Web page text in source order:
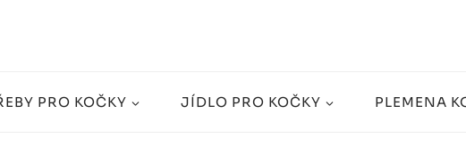
PRO KOČKY JÍDLO PRO KOČKY PLEMENA